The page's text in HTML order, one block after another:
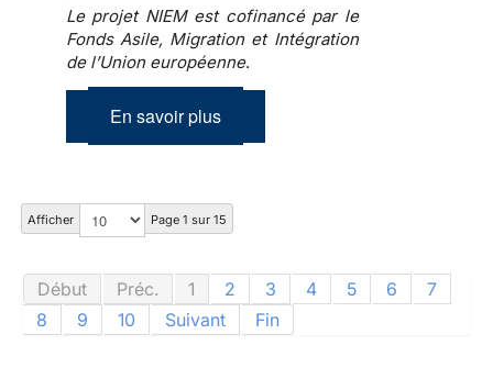
Le projet NIEM est cofinancé par le
Fonds Asile, Migration et Intégration
de l’Union européenne.
En savoir plus
Afficher Page 1 sur 15
Début Préc. 1 2 3 4 5 6
7
8
9 10 Suivant Fin